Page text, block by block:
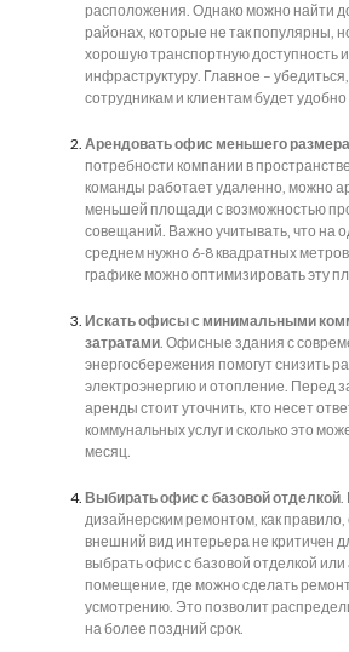
расположения. Однако можно найти
районах, которые не так популярны,
хорошую транспортную доступность
инфраструктуру. Главное –
сотрудникам и клиентам будет
Арендовать офис меньшего размера
потребности компании в
команды работает удаленно, можно
меньшей площади с возможностью
совещаний. Важно учитывать, что на
среднем нужно 6-8 квадратных
графике можно оптимизировать эту
Искать офисы с минимальными
затратами. Офисные здания с
энергосбережения помогут снизить
электроэнергию и отопление. Перед
аренды стоит уточнить, кто несет
коммунальных услуг и сколько это
месяц.
Выбирать офис с базовой отделкой.
дизайнерским ремонтом, как
внешний вид интерьера не критичен
выбрать офис с базовой отделкой
помещение, где можно сделать
усмотрению. Это позволит
на более поздний срок.